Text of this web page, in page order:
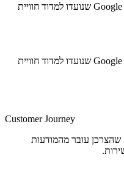
מדדים שהם חלק מסימני חוויית הדף של Google שנועדו למדוד חוויית
מדדים שהם חלק מסימני חוויית הדף של Google שנועדו למדוד חוויית
Customer Journey
עובר מהמודעות